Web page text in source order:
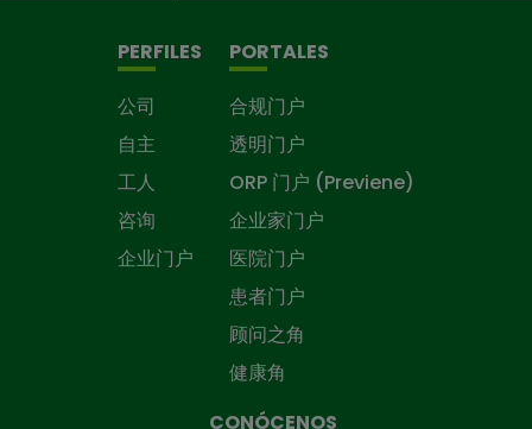
PERFILES
公司
自主
工人
咨询
企业门户
PORTALES
合规门户
透明门户
ORP 门户 (Previene)
企业家门户
医院门户
患者门户
顾问之角
健康角
CONÓCENOS